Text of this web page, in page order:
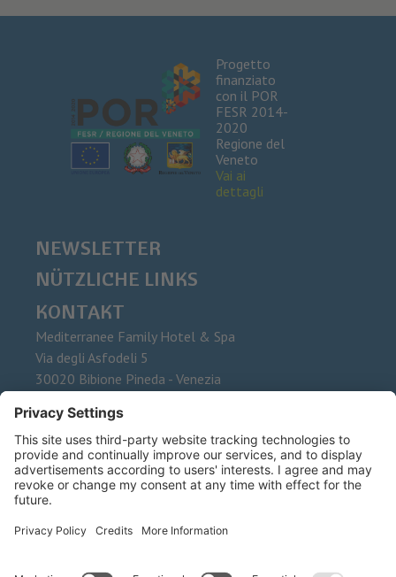
KONTAKT
Mediterranee Family Hotel & Spa
Via degli Asfodeli 5
30020 Bibione Pineda - Venezia
Fax
E-Mailinfo@mediterranee.it
NÜTZLICHE LINKS
NEWSLETTER
Progetto
finanziato
con il POR
FESR 2014-
2020
Regione del
Veneto
Vai ai
dettagli